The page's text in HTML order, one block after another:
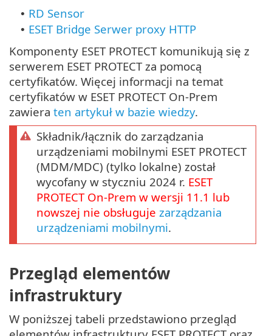
• RD Sensor
• ESET Bridge Serwer proxy HTTP
Komponenty ESET PROTECT komunikują się z
serwerem ESET PROTECT za pomocą
certyfikatów. Więcej informacji na temat
certyfikatów w ESET PROTECT On-Prem
zawiera ten artykuł w bazie wiedzy.
Składnik/łącznik do zarządzania
urządzeniami mobilnymi ESET PROTECT
(MDM/MDC) (tylko lokalne) został
wycofany w styczniu 2024 r. ESET
PROTECT On-Prem w wersji 11.1 lub
nowszej nie obsługuje zarządzania
urządzeniami mobilnymi.
Przegląd elementów
infrastruktury
W poniższej tabeli przedstawiono przegląd